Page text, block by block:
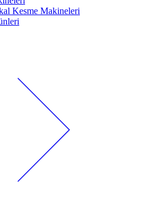
Kesme Makineleri